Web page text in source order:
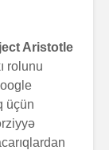
Aristotle
rolunu
üçün